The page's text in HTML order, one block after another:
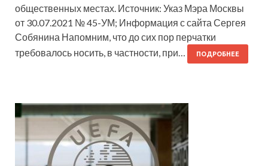
общественных местах. Источник: Указ Мэра Москвы
от 30.07.2021 № 45-УМ; Информация с сайта Сергея
Собянина Напомним, что до сих пор перчатки
требовалось носить, в частности, при…
ПОДРОБНЕЕ